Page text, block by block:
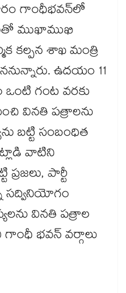
గాంధీభవన్‌‌‌‌‌‌‌‌లో
ముఖాముఖి
కల్పన శాఖ మంత్రి
ఉదయం 11
గంట వరకు
వినతి పత్రాలను
బట్టి సంబంధిత
వాటిని
ప్రజలు, పార్టీ
సద్వినియోగం
వినతి పత్రాల
భవన్ వర్గాలు